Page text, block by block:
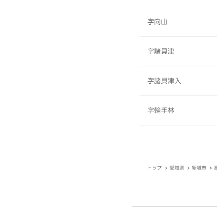
字向山
字諸貝津
字諸貝津入
字輪手林
トップ 愛知県 新城市